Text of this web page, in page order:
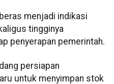
menjadi indikasi
tingginya
penyerapan pemerintah.
persiapan
untuk menyimpan stok